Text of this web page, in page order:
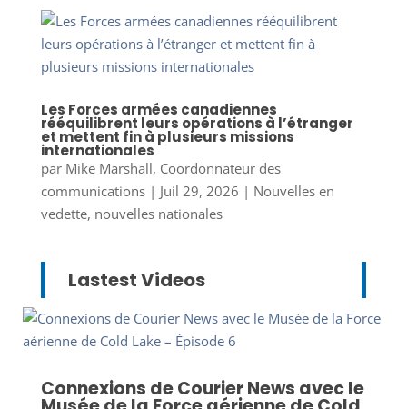
Les Forces armées canadiennes
rééquilibrent leurs opérations à l’étranger
et mettent fin à plusieurs missions
internationales
par Mike Marshall, Coordonnateur des
communications| Juil 29, 2026 | Nouvelles en
vedette, nouvelles nationales
Lastest Videos
Connexions de Courier News avec le